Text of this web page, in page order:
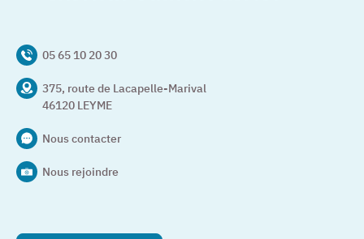
05 65 10 20 30
375, route de Lacapelle-Marival
46120 LEYME
Nous contacter
Nous rejoindre